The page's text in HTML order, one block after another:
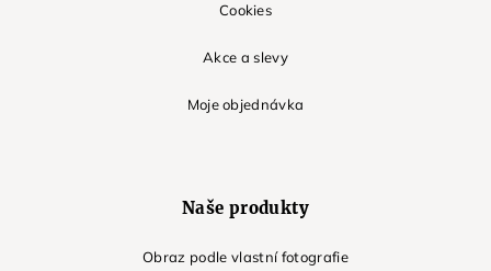
Cookies
Akce a slevy
Moje objednávka
Naše produkty
Obraz podle vlastní fotografie